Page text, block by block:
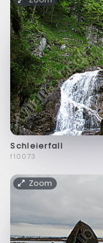
Schleierfall
f10073
Zoom